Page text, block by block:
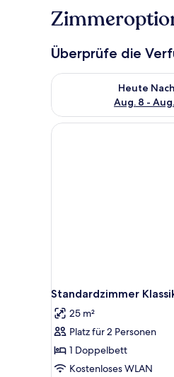
Überprüfe die
Heute
Aug. 8 -
Überprüfe die
Standardzimmer
25 m²
Platz für 2 Personen
1 Doppelbett
Kostenloses WLAN